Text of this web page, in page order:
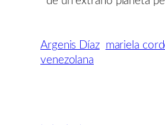
Argenis Díaz mariela
venezolana